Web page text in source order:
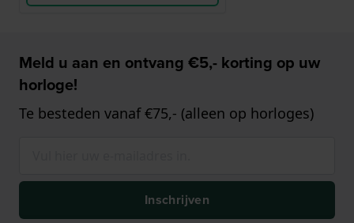
Meld u aan en ontvang €5,- korting op uw
horloge!
Te besteden vanaf €75,- (alleen op horloges)
Inschrijven